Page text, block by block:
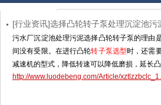
[行业资讯]选择凸轮转子泵处理沉淀池污
污水厂沉淀池处理污泥选择凸轮转子泵的理由
间没有受限。在进行凸轮转子泵选型时，还需
减速机的型式，降低转速可以降低磨损，延长
http://www.luodebeng.com/Article/